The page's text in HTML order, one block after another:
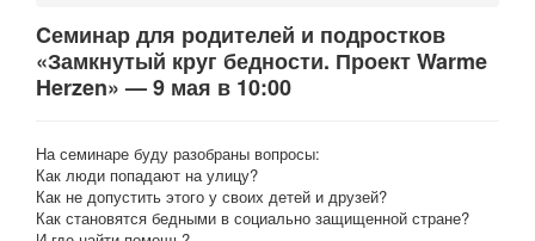
Cеминар для родителей и подростков
«Замкнутый круг бедности. Проект Warme
Herzen» — 9 мая в 10:00
На семинаре буду разобраны вопросы:
Как люди попадают на улицу?
Как не допустить этого у своих детей и друзей?
Как становятся бедными в социально защищенной стране?